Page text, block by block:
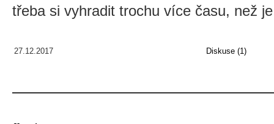
třeba si vyhradit trochu více času, než
27.12.2017 Diskuse (1)